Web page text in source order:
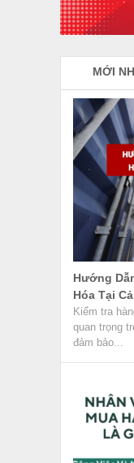
MỚI
Hướng
Hóa Tại
Kiểm tra
quan trọng
đảm bảo...